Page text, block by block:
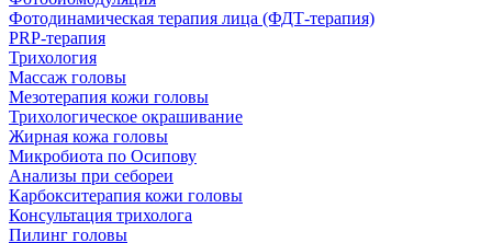
Фотодинамическая терапия лица (ФДТ-терапия)
PRP-терапия
Трихология
Массаж головы
Мезотерапия кожи головы
Трихологическое окрашивание
Жирная кожа головы
Микробиота по Осипову
Анализы при себореи
Карбокситерапия кожи головы
Консультация трихолога
Пилинг головы